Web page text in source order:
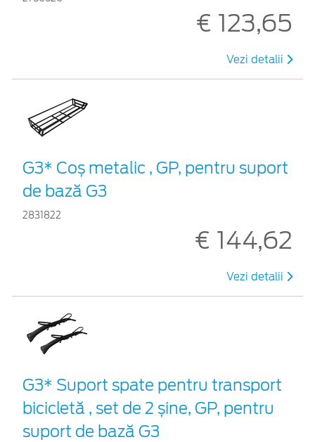
€ 123,65
Vezi detalii
G3* Coș metalic , GP, pentru suport
de bază G3
2831822
€ 144,62
Vezi detalii
G3* Suport spate pentru transport
bicicletă , set de 2 șine, GP, pentru
suport de bază G3